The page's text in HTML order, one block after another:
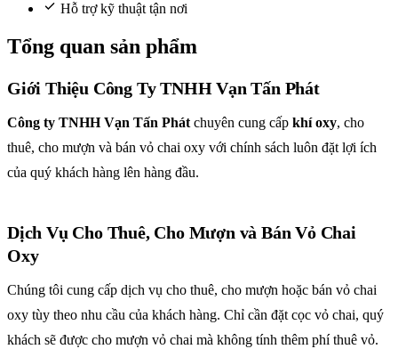
Hỗ trợ kỹ thuật tận nơi
Tổng quan sản phẩm
Giới Thiệu Công Ty TNHH Vạn Tấn Phát
Công ty TNHH Vạn Tấn Phát chuyên cung cấp khí oxy, cho
thuê, cho mượn và bán vỏ chai oxy với chính sách luôn đặt lợi ích
của quý khách hàng lên hàng đầu.
Dịch Vụ Cho Thuê, Cho Mượn và Bán Vỏ Chai
Oxy
Chúng tôi cung cấp dịch vụ cho thuê, cho mượn hoặc bán vỏ chai
oxy tùy theo nhu cầu của khách hàng. Chỉ cần đặt cọc vỏ chai, quý
khách sẽ được cho mượn vỏ chai mà không tính thêm phí thuê vỏ.